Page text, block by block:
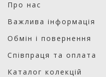
Про нас
Важлива інформація
Обмін і повернення
Співпраця та оплата
Каталог колекцій